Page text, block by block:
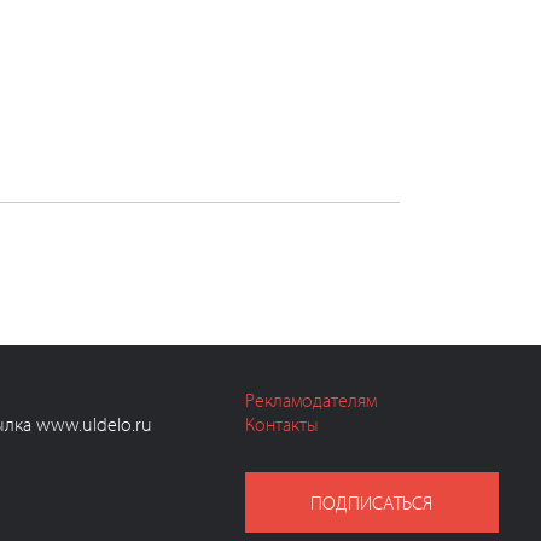
www.uldelo.ru
Рекламодателям
Контакты
ПОДПИСАТЬСЯ